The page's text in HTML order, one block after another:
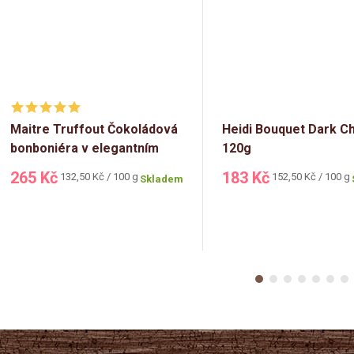
Maitre Truffout Čokoládová
bonboniéra v elegantním
265 Kč Měrná
132,50 Kč / 100 g Skladem
Heidi Bouquet Dark
120g
183 Kč Měrná
152,50 Kč / 100 g